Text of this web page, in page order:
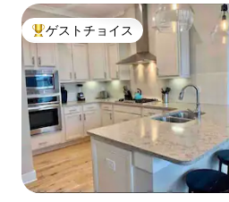
大好評のゲストチョイスです。
ゲストチョイス